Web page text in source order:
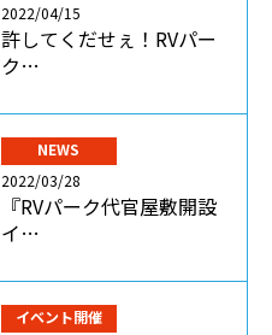
2022/04/15
許してくだせぇ！RVパー
ク…
NEWS
2022/03/28
『RVパーク代官屋敷開設
イ…
イベント開催